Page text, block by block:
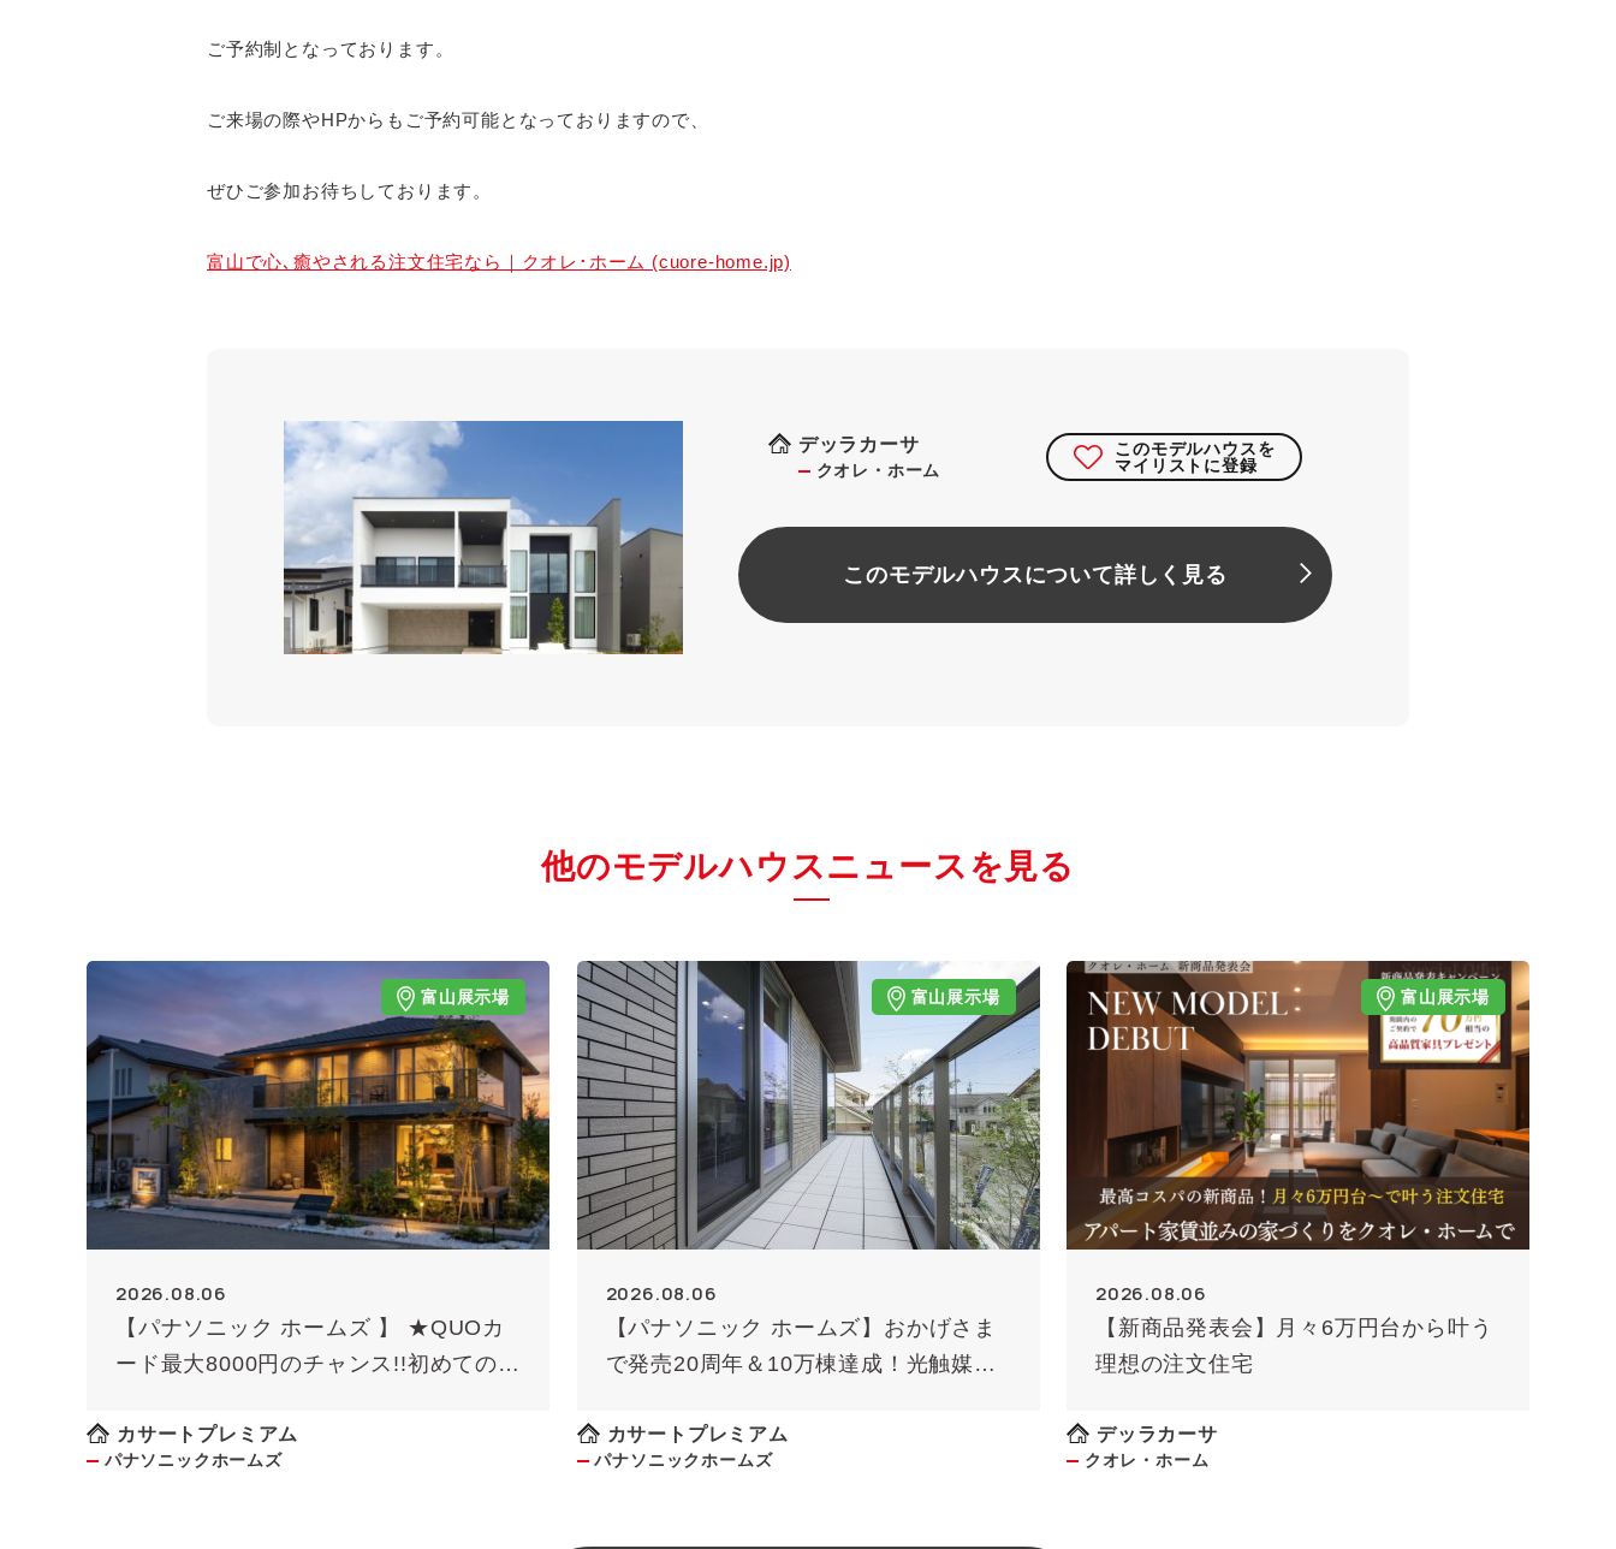
ご予約制となっております。
ご来場の際やHPからもご予約可能となっておりますので、
ぜひご参加お待ちしております。
富山で心､癒やされる注文住宅なら｜クオレ･ホーム (cuore-home.jp)
デッラカーサ
クオレ・ホーム
このモデルハウスを
マイリストに登録
このモデルハウスについて詳しく見る
他のモデルハウスニュースを見る
富山展示場
2026.08.06
【パナソニック ホームズ 】 ★QUOカ
ード最大8000円のチャンス!!初めての方
カサートプレミアム
パナソニックホームズ
富山展示場
2026.08.06
【パナソニック ホームズ】おかげさま
で発売20周年＆10万棟達成！光触媒外
カサートプレミアム
パナソニックホームズ
富山展示場
2026.08.06
【新商品発表会】月々6万円台から叶う
理想の注文住宅
デッラカーサ
クオレ・ホーム